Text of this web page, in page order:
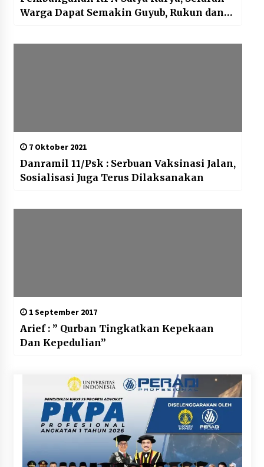
Warga Dapat Semakin Guyub, Rukun dan
7 Oktober 2021
Danramil 11/Psk : Serbuan Vaksinasi Jalan,
Sosialisasi Juga Terus Dilaksanakan
1 September 2017
Arief : ” Qurban Tingkatkan Kepekaan
Dan Kepedulian”